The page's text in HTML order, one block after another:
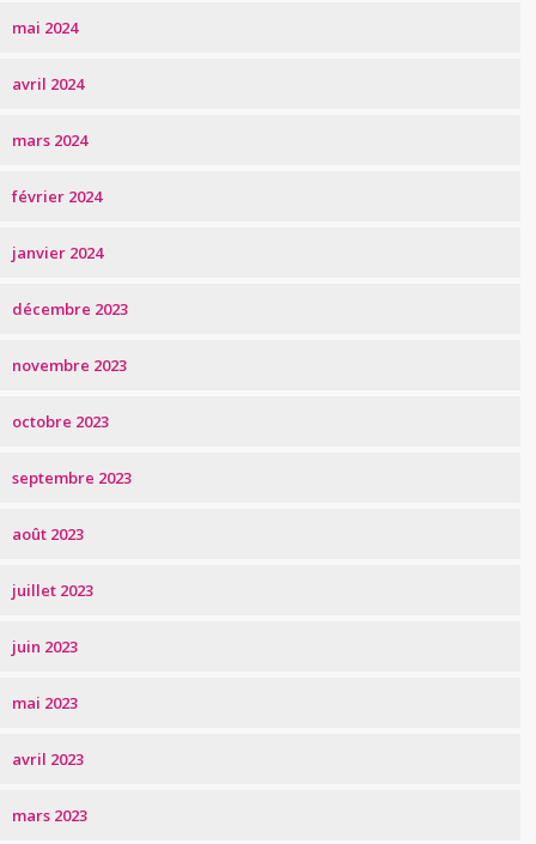
mai 2024
avril 2024
mars 2024
février 2024
janvier 2024
décembre 2023
novembre 2023
octobre 2023
septembre 2023
août 2023
juillet 2023
juin 2023
mai 2023
avril 2023
mars 2023